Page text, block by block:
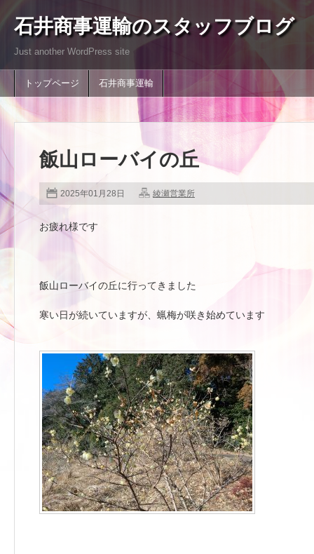
石井商事運輸のスタッフブログ
Just another WordPress site
トップページ 石井商事運輸
飯山ローバイの丘
2025年01月28日 綾瀬営業所
お疲れ様です
飯山ローバイの丘に行ってきました
寒い日が続いていますが、蝋梅が咲き始めています